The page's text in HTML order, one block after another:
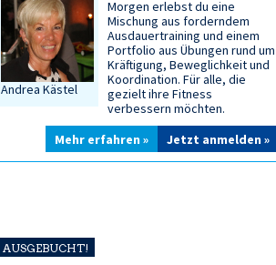
Andrea Kästel
Morgen erlebst du eine
Mischung aus forderndem
Ausdauertraining und einem
Portfolio aus Übungen rund um
Kräftigung, Beweglichkeit und
Koordination. Für alle, die
gezielt ihre Fitness
verbessern möchten.
Jetzt anmelden »
Mehr erfahren »
AUSGEBUCHT!